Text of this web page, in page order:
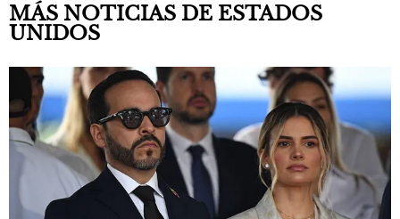
MÁS NOTICIAS DE ESTADOS
UNIDOS